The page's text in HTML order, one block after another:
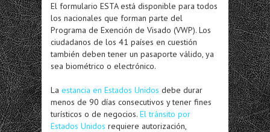
El formulario ESTA está disponible para todos
los nacionales que forman parte del
Programa de Exención de Visado (VWP). Los
ciudadanos de los 41 países en cuestión
también deben tener un pasaporte válido, ya
sea biométrico o electrónico.
La estancia en Estados Unidos debe durar
menos de 90 días consecutivos y tener fines
turísticos o de negocios. El tránsito por
Estados Unidos requiere autorización,